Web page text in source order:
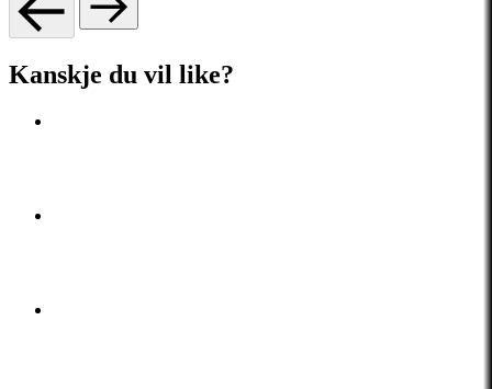
Kanskje du vil like?